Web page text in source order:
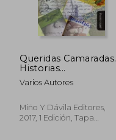
Queridas Camaradas.
Historias
Iberoamericanas de
Mujeres Comunistas
Varios Autores
Miño Y Dávila Editores,
2017, 1 Edición, Tapa